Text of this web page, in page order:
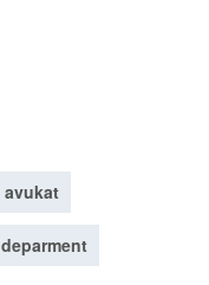
avukat
deparment